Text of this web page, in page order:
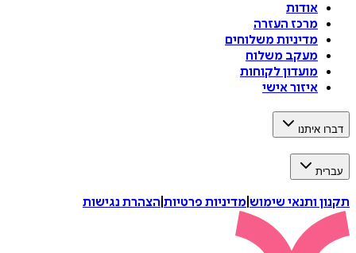
אודות
מרכז העזרה
מדיניות משלוחים
מעקב משלוח
מועדון לקוחות
איזור אישי
דברו איתנו
עברית
תקנון ותנאי שימוש מדיניות פרטיות הצהרת נגישות